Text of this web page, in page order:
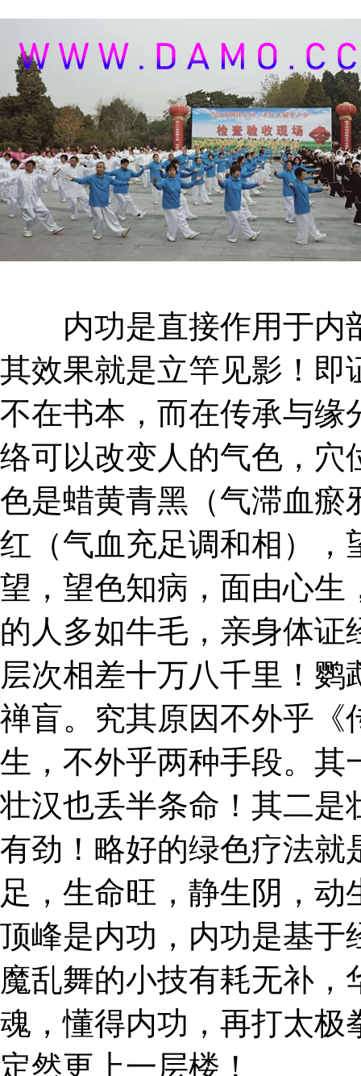
内功是直接作用于内
其效果就是立竿见影！即
不在书本，而在传承与缘
络可以改变人的气色，穴
色是蜡黄青黑（气滞血瘀
红（气血充足调和相），
望，望色知病，面由心生
的人多如牛毛，亲身体
层次相差十万八千里！
禅盲。究其原因不外乎《
生，不外乎两种手段。其
壮汉也丢半条命！其二是
有劲！略好的绿色疗法就
足，生命旺，静生阴，
顶峰是内功，内功是基于
魔乱舞的小技有耗无补
魂，懂得内功，再打太极
定然更上一层楼！